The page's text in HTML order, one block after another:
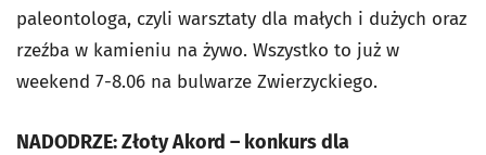
paleontologa, czyli warsztaty dla małych i dużych oraz
rzeźba w kamieniu na żywo. Wszystko to już w
weekend 7-8.06 na bulwarze Zwierzyckiego.
NADODRZE: Złoty Akord – konkurs dla